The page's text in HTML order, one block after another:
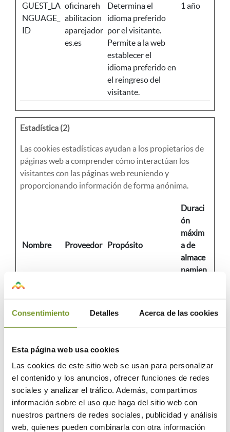
Consentimiento Detalles Acerca de las cookies
Esta página web usa cookies
Las cookies de este sitio web se usan para personalizar
el contenido y los anuncios, ofrecer funciones de redes
sociales y analizar el tráfico. Además, compartimos
información sobre el uso que haga del sitio web con
nuestros partners de redes sociales, publicidad y análisis
web, quienes pueden combinarla con otra información
GUEST_LA
NGUAGE_
ID
oficinareh
abilitacion
aparejador
es.es
Determina el
idioma preferido
por el visitante.
Permite a la web
establecer el
idioma preferido en
el reingreso del
visitante.
1 año
Estadística (2)
Las cookies estadísticas ayudan a los propietarios de
páginas web a comprender cómo interactúan los
visitantes con las páginas web reuniendo y
proporcionando información de forma anónima.
Nombre Proveedor Propósito
Duraci
ón
máxim
a de
almace
namien
_ga
Google
Se utiliza para
enviar datos a
del visitante y su
comportamiento.
Rastrea al visitante
a través de
dispositivos y
canales de
marketing.
2 años